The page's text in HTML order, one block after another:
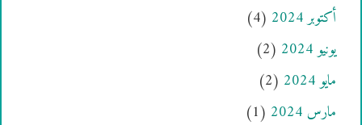
أكتوبر 2024
(4)
يونيو 2024
(2)
مايو 2024
(2)
مارس 2024
(1)